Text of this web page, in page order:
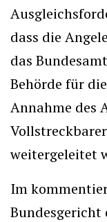
dass die
das
Behörde für
Annahme des
weitergeleitet
Im
Bundesgericht